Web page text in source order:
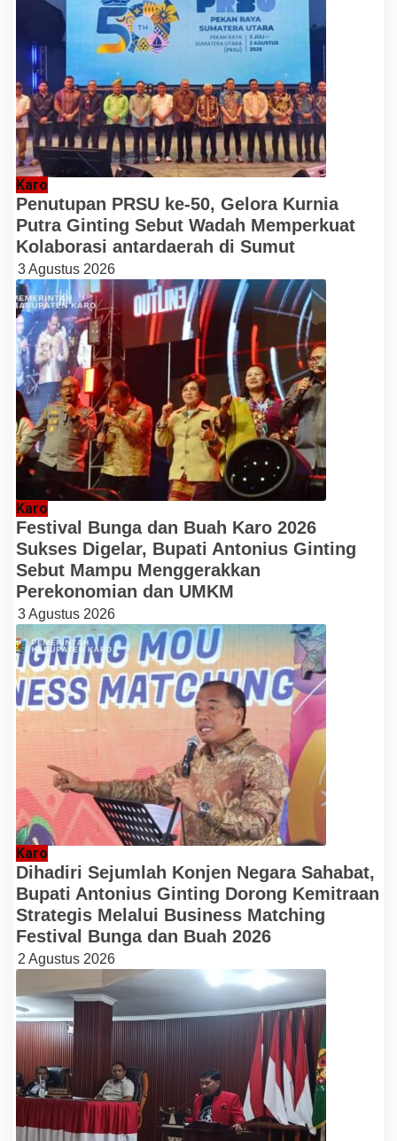
Karo
Penutupan PRSU ke-50, Gelora Kurnia
Putra Ginting Sebut Wadah Memperkuat
Kolaborasi antardaerah di Sumut
3 Agustus 2026
Karo
Festival Bunga dan Buah Karo 2026
Sukses Digelar, Bupati Antonius Ginting
Sebut Mampu Menggerakkan
Perekonomian dan UMKM
3 Agustus 2026
Karo
Dihadiri Sejumlah Konjen Negara Sahabat,
Bupati Antonius Ginting Dorong Kemitraan
Strategis Melalui Business Matching
Festival Bunga dan Buah 2026
2 Agustus 2026